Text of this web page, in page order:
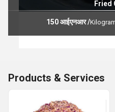
Fried
150 आईएनआर/
Products & Services